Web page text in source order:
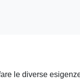
le diverse